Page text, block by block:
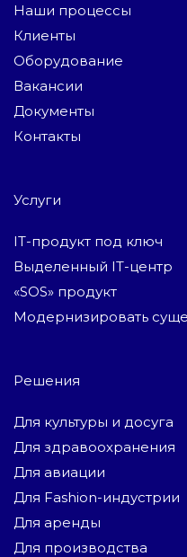
Наши процессы
Клиенты
Оборудование
Вакансии
Документы
Контакты
Услуги
IT-продукт под ключ
Выделенный IT-центр
«SOS» продукт
Модернизировать
Решения
Для культуры и досуга
Для здравоохранения
Для авиации
Для Fashion-индустрии
Для аренды
Для производства